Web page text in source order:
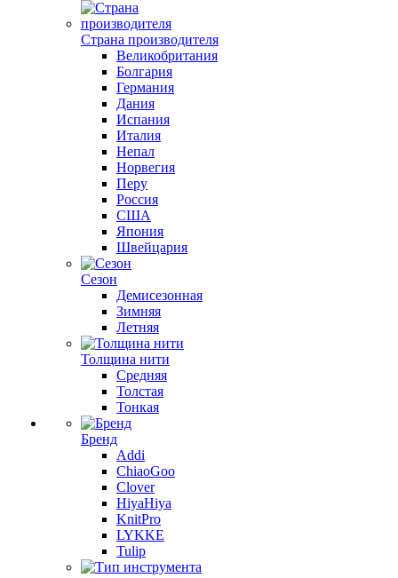
Страна производителя
Великобритания
Болгария
Германия
Дания
Испания
Италия
Непал
Норвегия
Перу
Россия
США
Япония
Швейцария
Сезон
Демисезонная
Зимняя
Летняя
Толщина нити
Средняя
Толстая
Тонкая
Бренд
Addi
ChiaoGoo
Clover
HiyaHiya
KnitPro
LYKKE
Tulip